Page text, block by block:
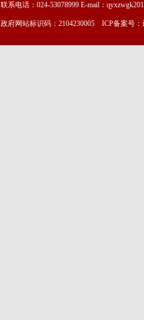
联系电话：024-53078999 E-mail：
政府网站标识码：2104230005 ICP备案号：